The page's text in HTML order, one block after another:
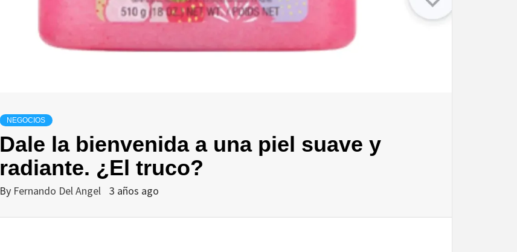
NEGOCIOS
Dale la bienvenida a una piel suave y
radiante. ¿El truco?
By Fernando Del Angel 3 años ago